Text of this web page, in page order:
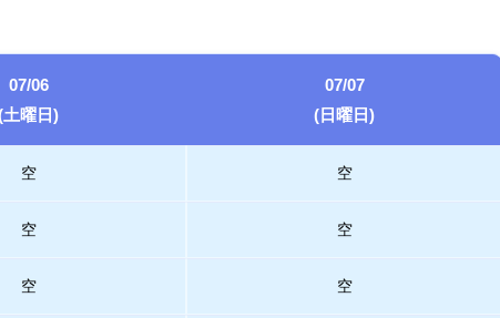
07/06
土曜日)
07/07
(日曜日)
空 空
空 空
空 空